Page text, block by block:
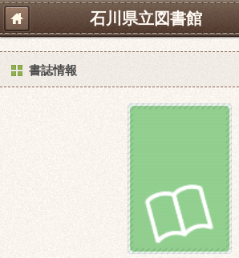
石川県立図書館
書誌情報